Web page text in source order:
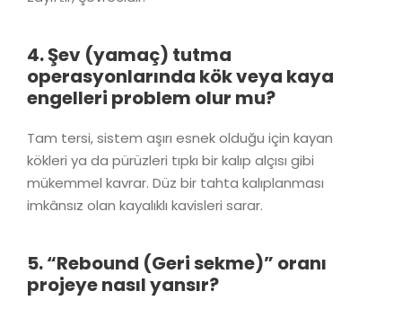
4. Şev (yamaç) tutma
operasyonlarında kök veya kaya
engelleri problem olur mu?
Tam tersi, sistem aşırı esnek olduğu için kayan
kökleri ya da pürüzleri tıpkı bir kalıp alçısı gibi
mükemmel kavrar. Düz bir tahta kalıplanması
imkânsız olan kayalıklı kavisleri sarar.
5. “Rebound (Geri sekme)” oranı
projeye nasıl yansır?